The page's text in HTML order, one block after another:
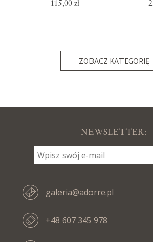
115,00 zł
ZOBACZ KATEGORIĘ
NEWSLETTER:
galeria@adorre.pl
+48 607 345 978